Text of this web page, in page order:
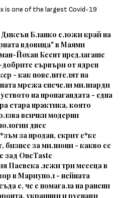
Бланко сложи край на
вдовица" в Маями
Йохан Ксент предлагаше
сървъри от ядрен
- как повелителят на
мрежа спечели милиарди
на пропагандата - една
стара практика, която
всички модерни
днес
за продан, скрит с*кс
бизнес за милиони - какво се
зад OneTaste
Паевска лежи три месеца в
в Мариупол - нейната
е, че е помагала на ранени
украинци и руснаци